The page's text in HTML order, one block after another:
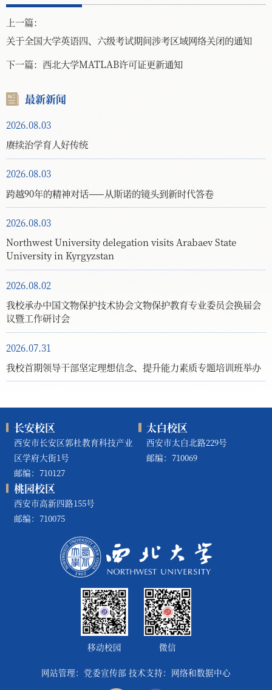
上一篇：
关于全国大学英语四、六级考试期间涉考区域网络关闭的通知
下一篇： 西北大学MATLAB许可证更新通知
最新新闻
2026.08.03
赓续治学育人好传统
2026.08.03
跨越90年的精神对话——从斯诺的镜头到新时代答卷
2026.08.03
Northwest University delegation visits Arabaev State
University in Kyrgyzstan
2026.08.02
我校承办中国文物保护技术协会文物保护教育专业委员会换届会
议暨工作研讨会
2026.07.31
我校首期领导干部坚定理想信念、提升能力素质专题培训班举办
长安校区
西安市长安区郭杜教育科技产业
区学府大街1号
邮编：710127
太白校区
西安市太白北路229号
邮编：710069
桃园校区
西安市高新四路155号
邮编：710075
移动校园 微信
网站管理：党委宣传部 技术支持：网络和数据中心